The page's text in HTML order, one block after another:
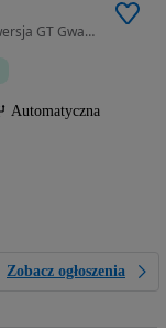
1199 cm3 • 145 KM • Raty 0 % leasing od 102 % wersja GT Gwarancja F-ra VAT 23 % FULL LED
Automatyczna
Zobacz ogłoszenia